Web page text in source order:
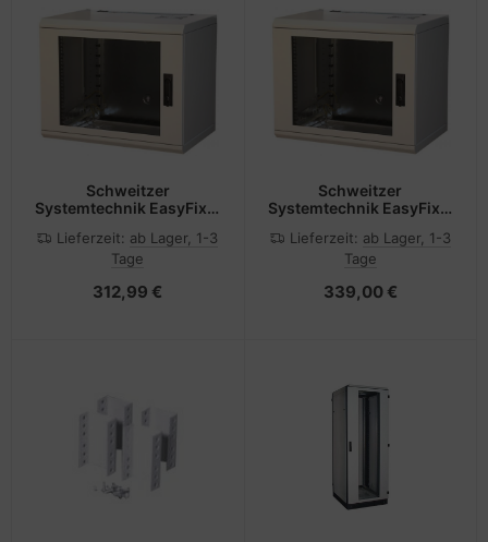
Schweitzer
Systemtechnik EasyFix 6
EF 06412
Lieferzeit: ab Lager, 1-3
Tage
312,99 €
Schweitzer
Systemtechnik EasyFix 9
EFP 09412
Lieferzeit: ab Lager, 1-3
Tage
339,00 €